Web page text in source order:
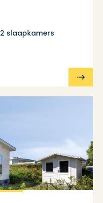
2 slaapkamers